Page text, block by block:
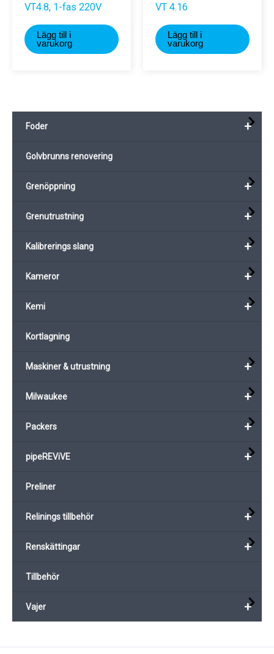
VT4.8, 1-fas 220V
Lägg till i
varukorg
VT 4.16
Lägg till i
varukorg
+
Foder
Golvbrunns renovering
+
Grenöppning
+
Grenutrustning
+
Kalibrerings slang
+
Kameror
+
Kemi
Kortlagning
+
Maskiner & utrustning
+
Milwaukee
+
Packers
+
pipeREViVE
Preliner
+
Relinings tillbehör
+
Renskättingar
Tillbehör
+
Vajer